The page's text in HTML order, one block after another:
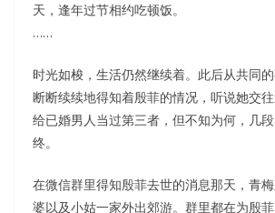
天，逢年过节相约吃顿饭。
……
时光如梭，生活仍然继续着。此后从共同
断断续续地得知着殷菲的情况，听说她交
给已婚男人当过第三者，但不知为何，几
终。
在微信群里得知殷菲去世的消息那天，青
婆以及小姑一家外出郊游。群里都在为殷